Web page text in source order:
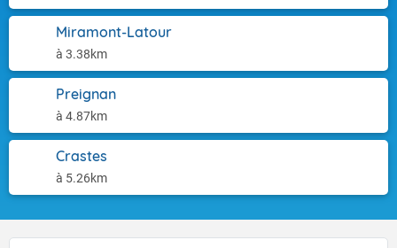
Miramont-Latour
à 3.38km
Preignan
à 4.87km
Crastes
à 5.26km